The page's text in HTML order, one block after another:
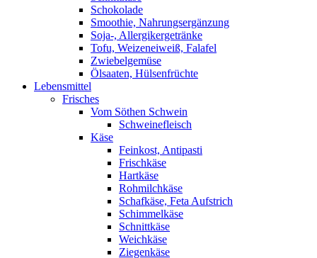
Schokolade
Smoothie, Nahrungsergänzung
Soja-, Allergikergetränke
Tofu, Weizeneiweiß, Falafel
Zwiebelgemüse
Ölsaaten, Hülsenfrüchte
Lebensmittel
Frisches
Vom Söthen Schwein
Schweinefleisch
Käse
Feinkost, Antipasti
Frischkäse
Hartkäse
Rohmilchkäse
Schafkäse, Feta Aufstrich
Schimmelkäse
Schnittkäse
Weichkäse
Ziegenkäse